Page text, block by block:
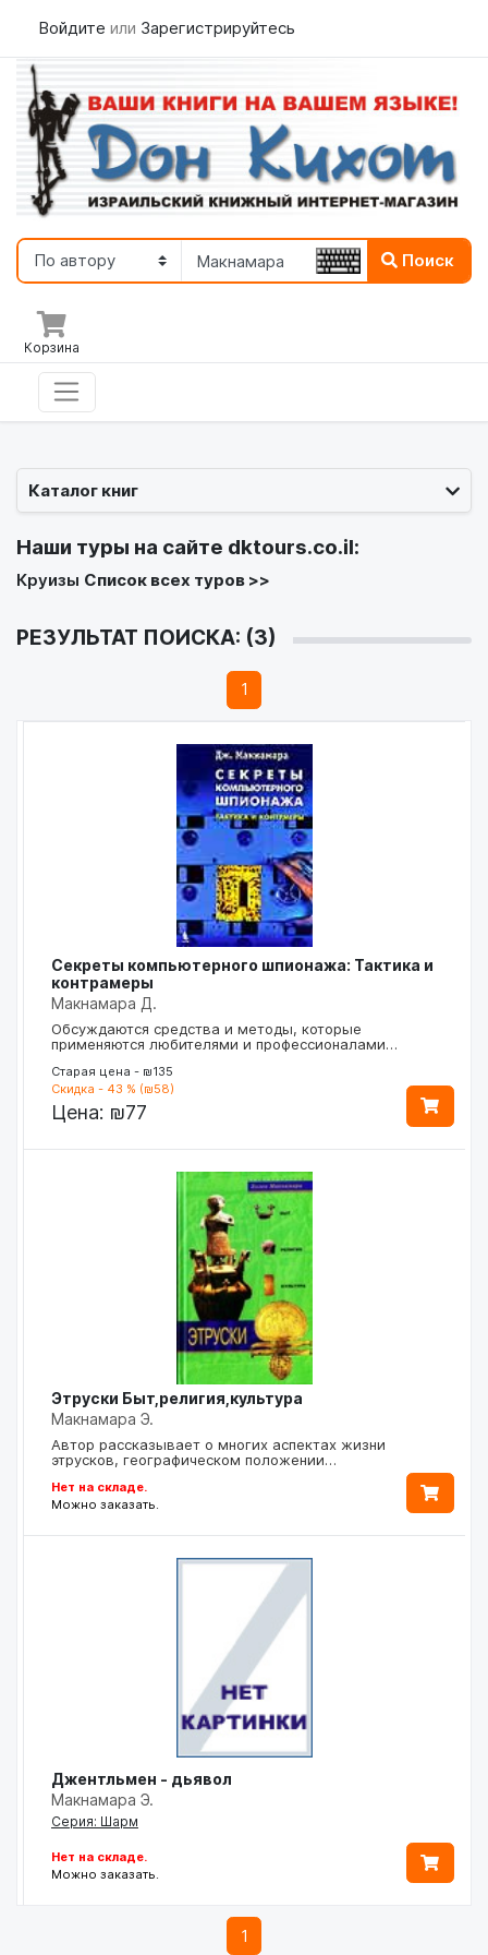
Войдите или Зарегистрируйтесь
Поиск
Корзина
Каталог книг
Наши туры на сайте dktours.co.il:
Круизы Список всех туров >>
РЕЗУЛЬТАТ ПОИСКА: (3)
1
Секреты компьютерного шпионажа: Тактика и
контрамеры
Макнамара Д.
Обсуждаются средства и методы, которые
применяются любителями и профессионалами…
Старая цена - ₪135
Скидка - 43 % (₪58)
Цена: ₪77
Этруски Быт,религия,культура
Макнамара Э.
Автор рассказывает о многих аспектах жизни
этрусков, географическом положении…
Нет на складе.
Можно заказать.
Джентльмен - дьявол
Макнамара Э.
Серия: Шарм
Нет на складе.
Можно заказать.
1